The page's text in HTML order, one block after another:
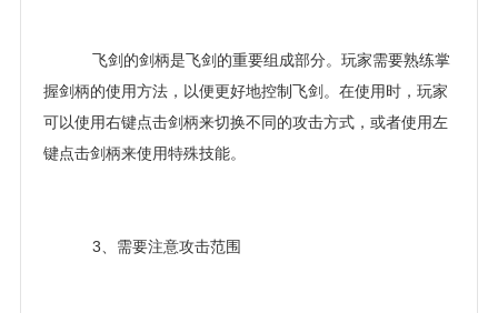
飞剑的剑柄是飞剑的重要组成部分。玩家需要熟练掌
握剑柄的使用方法，以便更好地控制飞剑。在使用时，玩家
可以使用右键点击剑柄来切换不同的攻击方式，或者使用左
键点击剑柄来使用特殊技能。
3、需要注意攻击范围